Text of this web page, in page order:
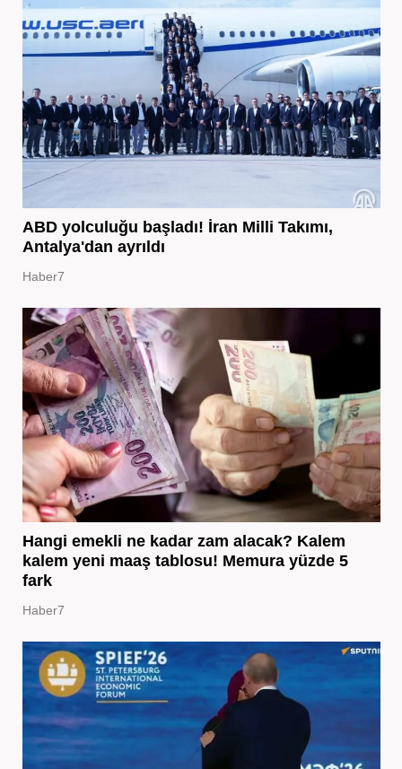
ABD yolculuğu başladı! İran Milli Takımı,
Antalya'dan ayrıldı
Haber7
Hangi emekli ne kadar zam alacak? Kalem
kalem yeni maaş tablosu! Memura yüzde 5
fark
Haber7